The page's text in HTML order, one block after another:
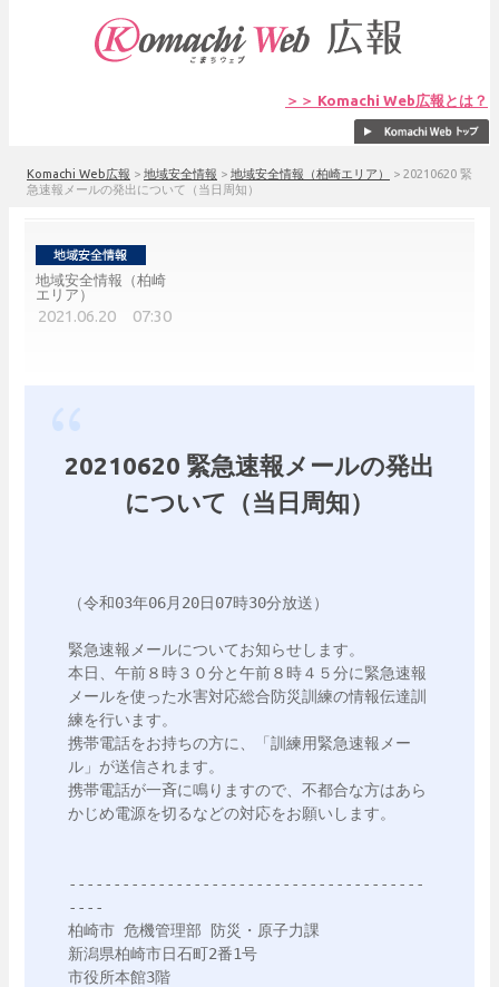
＞＞ Komachi Web広報とは？
Komachi Web広報 > 地域安全情報 > 地域安全情報（柏崎エリア） > 20210620 緊
急速報メールの発出について（当日周知）
地域安全情報（柏崎
エリア）
2021.06.20 07:30
20210620 緊急速報メールの発出
について（当日周知）
（令和03年06月20日07時30分放送）
緊急速報メールについてお知らせします。
本日、午前８時３０分と午前８時４５分に緊急速報
メールを使った水害対応総合防災訓練の情報伝達訓
練を行います。
携帯電話をお持ちの方に、「訓練用緊急速報メー
ル」が送信されます。
携帯電話が一斉に鳴りますので、不都合な方はあら
かじめ電源を切るなどの対応をお願いします。
----------------------------------------
----
柏崎市 危機管理部 防災・原子力課
新潟県柏崎市日石町2番1号
市役所本館3階